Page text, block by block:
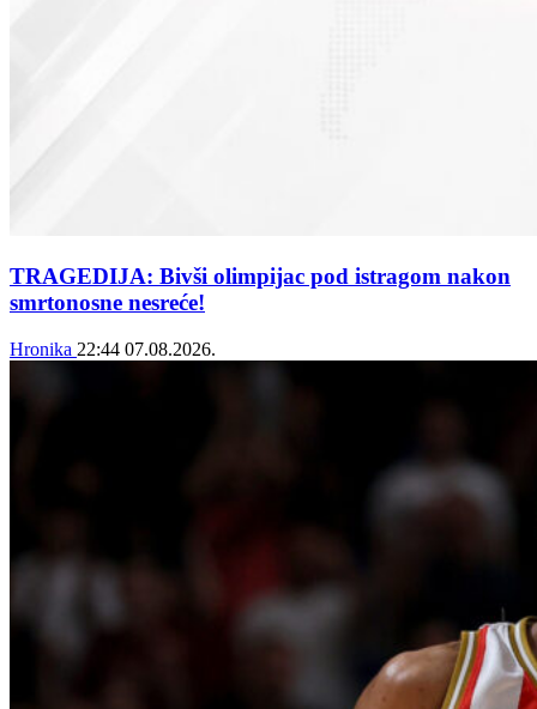
TRAGEDIJA: Bivši olimpijac pod istragom nakon
smrtonosne nesreće!
Hronika 22:44 07.08.2026.